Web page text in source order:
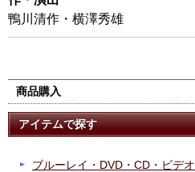
鴨川清作・横澤秀雄
商品購入
アイテムで探す
ブルーレイ・DVD・CD・ビデオ